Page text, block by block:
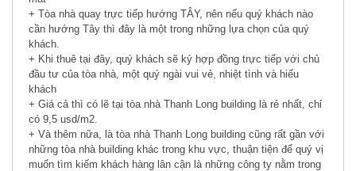
+ Tòa nhà quay trực tiếp hướng TÂY, nên nếu quý khách nào
cần hướng Tây thì đây là một trong những lựa chọn của quý
khách.
+ Khi thuê tại đây, quý khách sẽ ký hợp đồng trực tiếp với chủ
đầu tư của tòa nhà, một quý ngài vui vẻ, nhiệt tình và hiếu
khách
+ Giá cả thì có lẽ tại tòa nhà Thanh Long building là rẻ nhất, chỉ
có 9,5 usd/m2.
+ Và thêm nữa, là tòa nhà Thanh Long building cũng rất gần với
những tòa nhà building khác trong khu vực, thuận tiện để quý vị
muốn tìm kiếm khách hàng lân cận là những công ty nằm trong